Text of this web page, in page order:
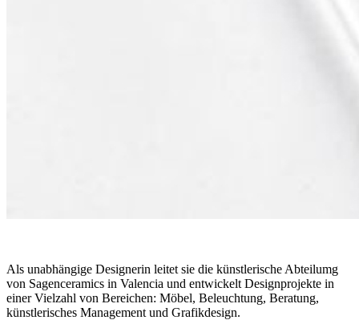
Als unabhängige Designerin leitet sie die künstlerische Abteilumg
von Sagenceramics in Valencia und entwickelt Designprojekte in
einer Vielzahl von Bereichen: Möbel, Beleuchtung, Beratung,
künstlerisches Management und Grafikdesign.